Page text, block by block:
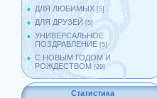
ДЛЯ ЛЮБИМЫХ [5]
ДЛЯ ДРУЗЕЙ [5]
УНИВЕРСАЛЬНОЕ
ПОЗДРАВЛЕНИЕ [5]
С НОВЫМ ГОДОМ И
РОЖДЕСТВОМ [29]
Статистика